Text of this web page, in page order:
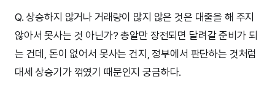
Q. 상승하지 않거나 거래량이 많지 않은 것은 대출을 해 주지
않아서 못사는 것 아닌가? 총알만 장전되면 달려갈 준비가 되
는 건데, 돈이 없어서 못사는 건지, 정부에서 판단하는 것처럼
대세 상승기가 꺾였기 때문인지 궁금하다.